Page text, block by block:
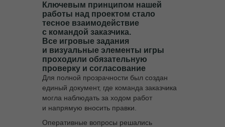
Ключевым принципом нашей
работы над проектом стало
тесное взаимодействие
с командой заказчика.
Все игровые задания
и визуальные элементы игры
проходили обязательную
проверку и согласование
Для полной прозрачности был создан
единый документ, где команда заказчика
могла наблюдать за ходом работ
и напрямую вносить правки.
Оперативные вопросы решались